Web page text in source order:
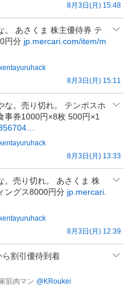
8月3日(月) 15:48
。 あさくま 株主優待券 テ
円分 jp.mercari.com/item/m
8月3日(月) 15:11
な。売り切れ。 テンポスホ
事券1000円×8枚 500円×1
8月3日(月) 13:33
。売り切れ。 あさくま 株
ングス8000円分 jp.mercari.
8月3日(月) 12:39
割引優待到着
筋肉マン @KRoukei